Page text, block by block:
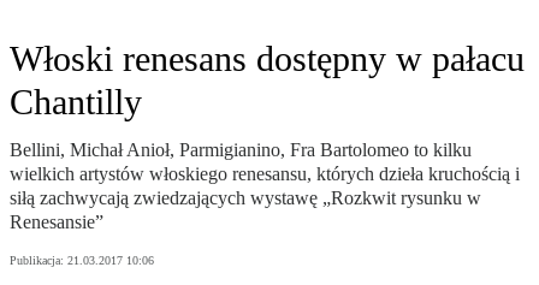
Włoski renesans dostępny w pałacu
Chantilly
Bellini, Michał Anioł, Parmigianino, Fra Bartolomeo to kilku
wielkich artystów włoskiego renesansu, których dzieła kruchością i
siłą zachwycają zwiedzających wystawę „Rozkwit rysunku w
Renesansie”
Publikacja: 21.03.2017 10:06